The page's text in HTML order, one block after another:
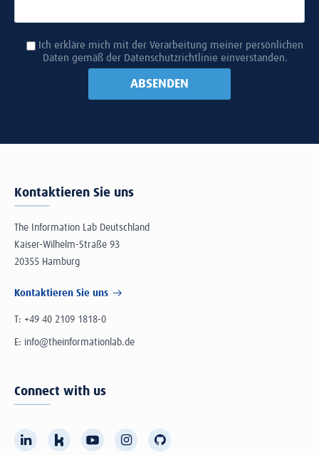
Ich erkläre mich mit der Verarbeitung meiner persönlichen
Daten gemäß der Datenschutzrichtlinie einverstanden.
ABSENDEN
Kontaktieren Sie uns
The Information Lab Deutschland
Kaiser-Wilhelm-Straße 93
20355 Hamburg
Kontaktieren Sie uns
T: +49 40 2109 1818-0
E: info@theinformationlab.de
Connect with us